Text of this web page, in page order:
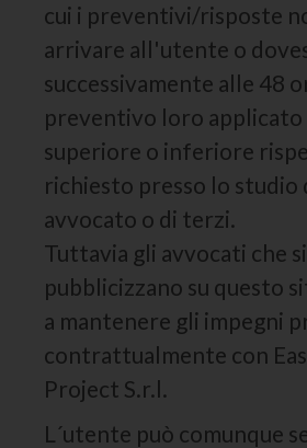
cui i preventivi/risposte
arrivare all'utente o
successivamente alle 48
preventivo loro applicato
superiore o inferiore
richiesto presso lo studio
avvocato o di terzi.
Tuttavia gli avvocati che si
pubblicizzano su questo
a mantenere gli impegni
contrattualmente con
Project S.r.l.
L´utente può comunque